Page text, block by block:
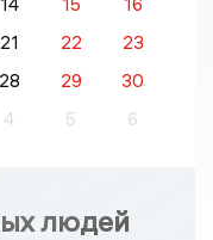
21 22
23
28 29
30
4 5 6
людей